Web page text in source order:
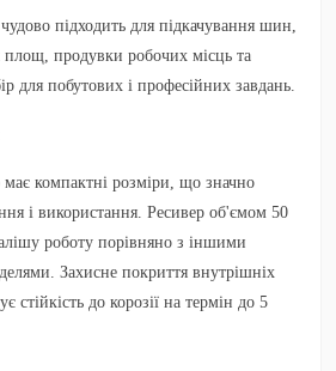
підходить для підкачування шин,
продувки робочих місць та
для побутових і професійних завдань.
компактні розміри, що значно
і використання. Ресивер об'ємом 50
роботу порівняно з іншими
Захисне покриття внутрішніх
стійкість до корозії на термін до 5